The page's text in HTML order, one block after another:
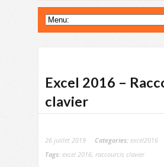
Excel 2016 –
clavier
26 juillet 2019 Categories: excel2016
Tags: excel 2016, raccourcis clavier